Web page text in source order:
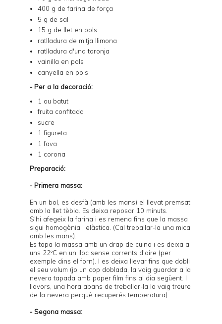
400 g de farina de força
5 g de sal
15 g de llet en pols
ratlladura de mitja llimona
ratlladura d'una taronja
vainilla en pols
canyella en pols
- Per a la decoració:
1 ou batut
fruita confitada
sucre
1 figureta
1 fava
1 corona
Preparació:
- Primera massa:
En un bol, es desfà (amb les mans) el llevat premsat
amb la llet tèbia. Es deixa reposar 10 minuts.
S'hi afegeix la farina i es remena fins que la massa
sigui homogènia i elàstica. (Cal treballar-la una mica
amb les mans).
Es tapa la massa amb un drap de cuina i es deixa a
uns 22ºC en un lloc sense corrents d'aire (per
exemple dins el forn). I es deixa llevar fins que dobli
el seu volum (jo un cop doblada, la vaig guardar a la
nevera tapada amb paper film fins al dia següent. I
llavors, una hora abans de treballar-la la vaig treure
de la nevera perquè recuperés temperatura).
- Segona massa: